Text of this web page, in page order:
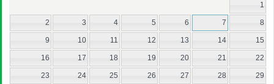
1
2 3 4 5 6 7 8
9 10 11 12 13 14 15
16 17 18 19 20 21 22
23 24 25 26 27 28 29